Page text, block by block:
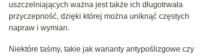
uszczelniających ważna jest także ich długotrwała
przyczepność, dzięki której można uniknąć częstych
napraw i wymian.
Niektóre taśmy, takie jak warianty antypoślizgowe czy